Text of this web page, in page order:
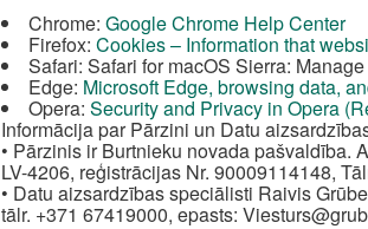
Chrome: Google Chrome Help Center
Firefox: Cookies – Information that
Safari: Safari for macOS Sierra:
Edge: Microsoft Edge, browsing data,
Opera: Security and Privacy in Opera
Informācija par Pārzini un Datu
• Pārzinis ir Burtnieku novada pašvaldība.
LV-4206, reģistrācijas Nr. 90009114148,
• Datu aizsardzības speciālisti Raivis
tālr. +371 67419000, epasts: